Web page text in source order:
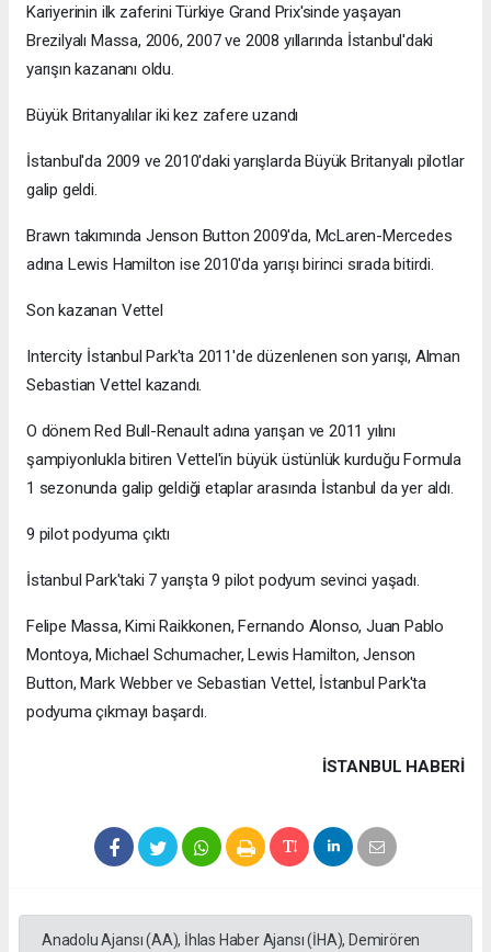
Kariyerinin ilk zaferini Türkiye Grand Prix'sinde yaşayan
Brezilyalı Massa, 2006, 2007 ve 2008 yıllarında İstanbul'daki
yarışın kazananı oldu.
Büyük Britanyalılar iki kez zafere uzandı
İstanbul'da 2009 ve 2010'daki yarışlarda Büyük Britanyalı pilotlar
galip geldi.
Brawn takımında Jenson Button 2009'da, McLaren-Mercedes
adına Lewis Hamilton ise 2010'da yarışı birinci sırada bitirdi.
Son kazanan Vettel
Intercity İstanbul Park'ta 2011'de düzenlenen son yarışı, Alman
Sebastian Vettel kazandı.
O dönem Red Bull-Renault adına yarışan ve 2011 yılını
şampiyonlukla bitiren Vettel'in büyük üstünlük kurduğu Formula
1 sezonunda galip geldiği etaplar arasında İstanbul da yer aldı.
9 pilot podyuma çıktı
İstanbul Park'taki 7 yarışta 9 pilot podyum sevinci yaşadı.
Felipe Massa, Kimi Raikkonen, Fernando Alonso, Juan Pablo
Montoya, Michael Schumacher, Lewis Hamilton, Jenson
Button, Mark Webber ve Sebastian Vettel, İstanbul Park'ta
podyuma çıkmayı başardı.
İSTANBUL HABERİ
Anadolu Ajansı (AA), İhlas Haber Ajansı (İHA), Demirören